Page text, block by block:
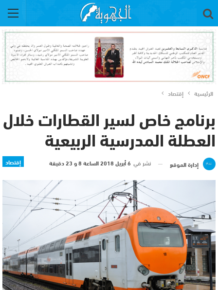
الرئيسية إقتصاد
برنامج خاص لسير القطارات خلال
العطلة المدرسية الربيعية
إقتصاد إدارة الموقع نشر في 6 أبريل 2018 الساعة 8 و 23 دقيقة